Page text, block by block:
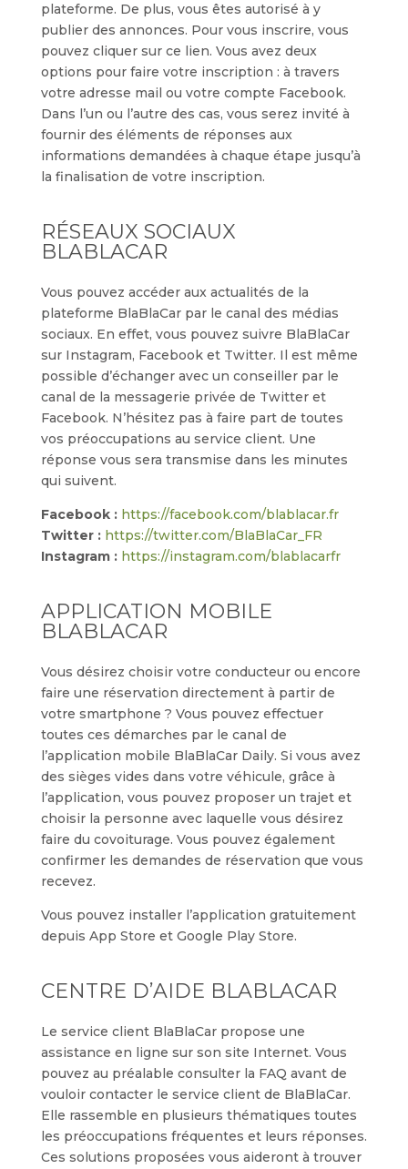
plateforme. De plus, vous êtes autorisé à y
publier des annonces. Pour vous inscrire, vous
pouvez cliquer sur ce lien. Vous avez deux
options pour faire votre inscription : à travers
votre adresse mail ou votre compte Facebook.
Dans l’un ou l’autre des cas, vous serez invité à
fournir des éléments de réponses aux
informations demandées à chaque étape jusqu’à
la finalisation de votre inscription.
RÉSEAUX SOCIAUX
BLABLACAR
Vous pouvez accéder aux actualités de la
plateforme BlaBlaCar par le canal des médias
sociaux. En effet, vous pouvez suivre BlaBlaCar
sur Instagram, Facebook et Twitter. Il est même
possible d’échanger avec un conseiller par le
canal de la messagerie privée de Twitter et
Facebook. N’hésitez pas à faire part de toutes
vos préoccupations au service client. Une
réponse vous sera transmise dans les minutes
qui suivent.
Facebook : https://facebook.com/blablacar.fr
Twitter : https://twitter.com/BlaBlaCar_FR
Instagram : https://instagram.com/blablacarfr
APPLICATION MOBILE
BLABLACAR
Vous désirez choisir votre conducteur ou encore
faire une réservation directement à partir de
votre smartphone ? Vous pouvez effectuer
toutes ces démarches par le canal de
l’application mobile BlaBlaCar Daily. Si vous avez
des sièges vides dans votre véhicule, grâce à
l’application, vous pouvez proposer un trajet et
choisir la personne avec laquelle vous désirez
faire du covoiturage. Vous pouvez également
confirmer les demandes de réservation que vous
recevez.
Vous pouvez installer l’application gratuitement
depuis App Store et Google Play Store.
CENTRE D’AIDE BLABLACAR
Le service client BlaBlaCar propose une
assistance en ligne sur son site Internet. Vous
pouvez au préalable consulter la FAQ avant de
vouloir contacter le service client de BlaBlaCar.
Elle rassemble en plusieurs thématiques toutes
les préoccupations fréquentes et leurs réponses.
Ces solutions proposées vous aideront à trouver